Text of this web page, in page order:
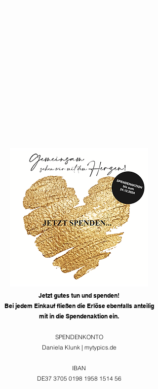
Jetzt gutes tun und spenden!
Bei jedem Einkauf fließen die Erlöse ebenfalls anteilig
mit in die Spendenaktion ein.
SPENDENKONTO
Daniela Klunk | mytypics.de
IBAN
DE37 3705 0198 1958 151456